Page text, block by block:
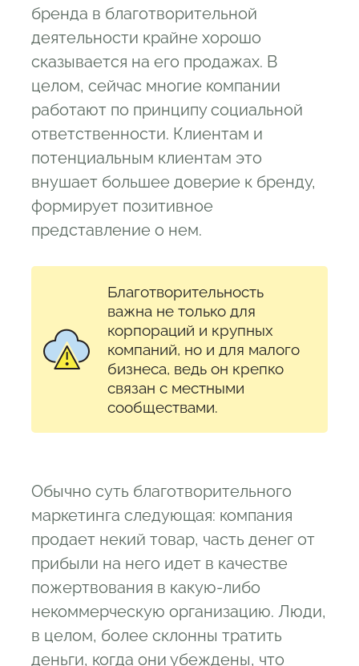
бренда в благотворительной
деятельности крайне хорошо
сказывается на его продажах. В
целом, сейчас многие компании
работают по принципу социальной
ответственности. Клиентам и
потенциальным клиентам это
внушает большее доверие к бренду,
формирует позитивное
представление о нем.
Благотворительность
важна не только для
корпораций и крупных
компаний, но и для малого
бизнеса, ведь он крепко
связан с местными
сообществами.
Обычно суть благотворительного
маркетинга следующая: компания
продает некий товар, часть денег от
прибыли на него идет в качестве
пожертвования в какую-либо
некоммерческую организацию. Люди,
в целом, более склонны тратить
деньги, когда они убеждены, что